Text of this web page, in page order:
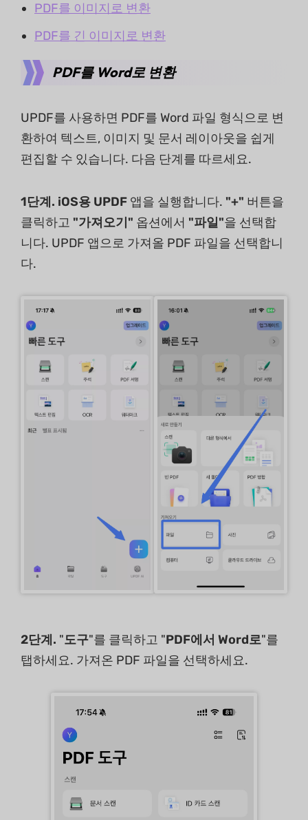
PDF를 이미지로 변환
PDF를 긴 이미지로 변환
PDF를 Word로 변환
UPDF를 사용하면 PDF를 Word 파일 형식으로 변
환하여 텍스트, 이미지 및 문서 레이아웃을 쉽게
편집할 수 있습니다. 다음 단계를 따르세요.
1단계. iOS용 UPDF 앱을 실행합니다. "+" 버튼을
클릭하고 "가져오기" 옵션에서 "파일"을 선택합
니다. UPDF 앱으로 가져올 PDF 파일을 선택합니
다.
2단계. "도구"를 클릭하고 "PDF에서 Word로"를
탭하세요. 가져온 PDF 파일을 선택하세요.